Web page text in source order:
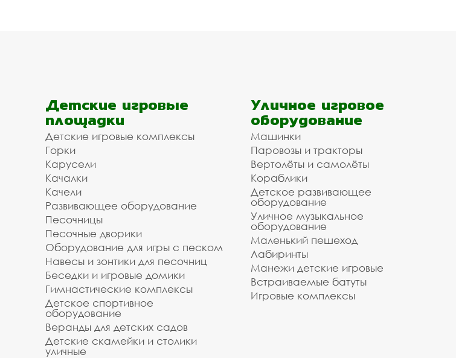
Детские игровые
площадки
Детские игровые комплексы
Горки
Карусели
Качалки
Качели
Развивающее оборудование
Песочницы
Песочные дворики
Оборудование для игры с песком
Навесы и зонтики для песочниц
Беседки и игровые домики
Гимнастические комплексы
Детское спортивное
оборудование
Веранды для детских садов
Детские скамейки и столики
уличные
Уличное игровое
оборудование
Машинки
Паровозы и тракторы
Вертолёты и самолёты
Кораблики
Детское развивающее
оборудование
Уличное музыкальное
оборудование
Маленький пешеход
Лабиринты
Манежи детские игровые
Встраиваемые батуты
Игровые комплексы